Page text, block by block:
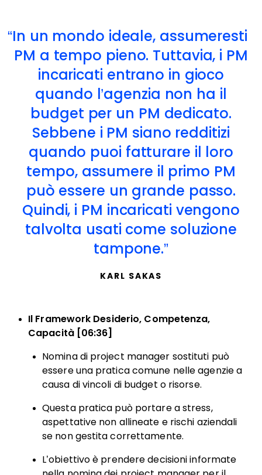
In un mondo ideale, assumeresti
PM a tempo pieno. Tuttavia, i PM
incaricati entrano in gioco
quando l’agenzia non ha il
budget per un PM dedicato.
Sebbene i PM siano redditizi
quando puoi fatturare il loro
tempo, assumere il primo PM
può essere un grande passo.
Quindi, i PM incaricati vengono
talvolta usati come soluzione
tampone.
KARL SAKAS
Il Framework Desiderio, Competenza,
Capacità [06:36]
Nomina di project manager sostituti può
essere una pratica comune nelle agenzie a
causa di vincoli di budget o risorse.
Questa pratica può portare a stress,
aspettative non allineate e rischi aziendali
se non gestita correttamente.
L’obiettivo è prendere decisioni informate